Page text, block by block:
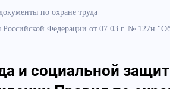
по охране труда
Федерации от 07.03 г. № 127н
и социальной